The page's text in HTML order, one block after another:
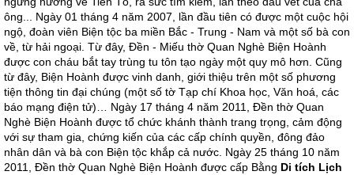
ông... Ngày 01 tháng 4 năm 2007, lần đầu tiên có được một cuộc hội
ngộ, đoàn viên Biện tộc ba miền Bắc - Trung - Nam và một số bà con
về, từ hải ngoại. Từ đây, Đền - Miếu thờ Quan Nghè Biện Hoành
được con cháu bắt tay trùng tu tôn tạo ngày một quy mô hơn. Cũng
từ đây, Biện Hoành được vinh danh, giới thiệu trên một số phương
tiện thông tin đại chúng (một số tờ Tạp chí Khoa học, Văn hoá, các
báo mạng điện tử)… Ngày 17 tháng 4 năm 2011, Đền thờ Quan
Nghè Biện Hoành được tổ chức khánh thành trang trọng, cảm động
với sự tham gia, chứng kiến của các cấp chính quyền, đông đảo
nhân dân và bà con Biện tộc khắp cả nước. Ngày 25 tháng 10 năm
2011, Đền thờ Quan Nghè Biện Hoành được cấp Bằng Di tích Lịch